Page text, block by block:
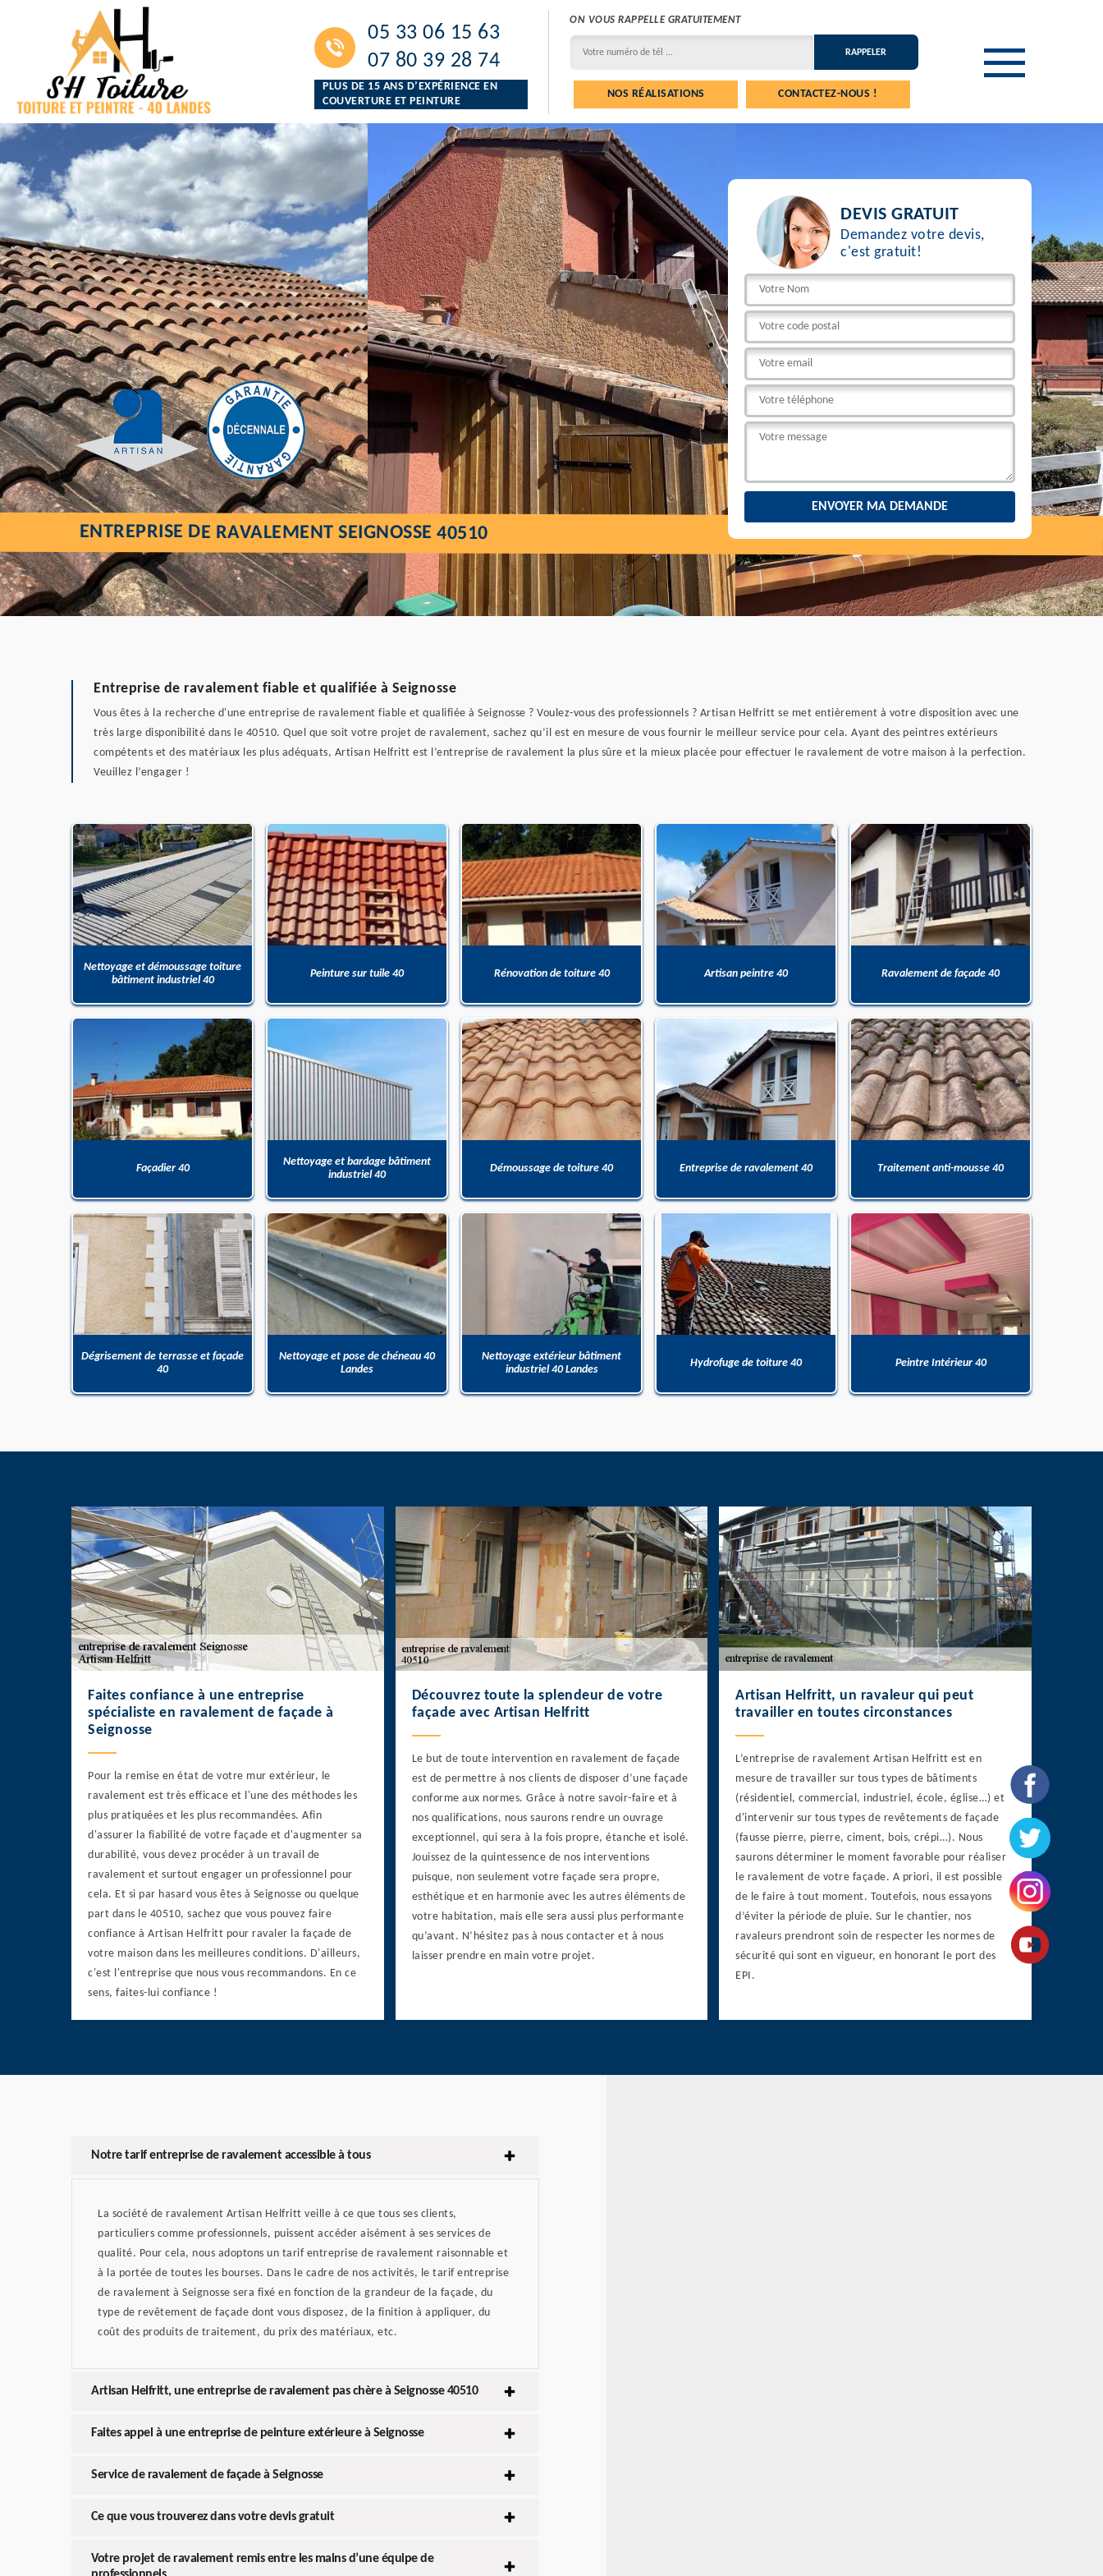
05 33 06 15 63
07 80 39 28 74
PLUS DE 15 ANS D’EXPÉRIENCE EN
COUVERTURE ET PEINTURE
ON VOUS RAPPELLE GRATUITEMENT
NOS RÉALISATIONS CONTACTEZ-NOUS !
DEVIS GRATUIT
Demandez votre devis,
c'est gratuit!
ENTREPRISE DE RAVALEMENT SEIGNOSSE 40510
Entreprise de ravalement fiable et qualifiée à Seignosse
Vous êtes à la recherche d'une entreprise de ravalement fiable et qualifiée à Seignosse ? Voulez-vous des professionnels ? Artisan Helfritt se met entièrement à votre disposition avec une
très large disponibilité dans le 40510. Quel que soit votre projet de ravalement, sachez qu’il est en mesure de vous fournir le meilleur service pour cela. Ayant des peintres extérieurs
compétents et des matériaux les plus adéquats, Artisan Helfritt est l’entreprise de ravalement la plus sûre et la mieux placée pour effectuer le ravalement de votre maison à la perfection.
Veuillez l’engager !
Nettoyage et démoussage toiture
bâtiment industriel 40
Peinture sur tuile 40 Rénovation de toiture 40 Artisan peintre 40 Ravalement de façade 40
Façadier 40
Nettoyage et bardage bâtiment
industriel 40
Démoussage de toiture 40 Entreprise de ravalement 40 Traitement anti-mousse 40
Dégrisement de terrasse et façade
40
Nettoyage et pose de chéneau 40
Landes
Nettoyage extérieur bâtiment
industriel 40 Landes
Hydrofuge de toiture 40 Peintre Intérieur 40
Faites confiance à une entreprise
spécialiste en ravalement de façade à
Seignosse
Pour la remise en état de votre mur extérieur, le
ravalement est très efficace et l'une des méthodes les
plus pratiquées et les plus recommandées. Afin
d'assurer la fiabilité de votre façade et d'augmenter sa
durabilité, vous devez procéder à un travail de
ravalement et surtout engager un professionnel pour
cela. Et si par hasard vous êtes à Seignosse ou quelque
part dans le 40510, sachez que vous pouvez faire
confiance à Artisan Helfritt pour ravaler la façade de
votre maison dans les meilleures conditions. D'ailleurs,
c'est l'entreprise que nous vous recommandons. En ce
sens, faites-lui confiance !
Découvrez toute la splendeur de votre
façade avec Artisan Helfritt
Le but de toute intervention en ravalement de façade
est de permettre à nos clients de disposer d’une façade
conforme aux normes. Grâce à notre savoir-faire et à
nos qualifications, nous saurons rendre un ouvrage
exceptionnel, qui sera à la fois propre, étanche et isolé.
Jouissez de la quintessence de nos interventions
puisque, non seulement votre façade sera propre,
esthétique et en harmonie avec les autres éléments de
votre habitation, mais elle sera aussi plus performante
qu’avant. N’hésitez pas à nous contacter et à nous
laisser prendre en main votre projet.
Artisan Helfritt, un ravaleur qui peut
travailler en toutes circonstances
L’entreprise de ravalement Artisan Helfritt est en
mesure de travailler sur tous types de bâtiments
(résidentiel, commercial, industriel, école, église…) et
d'intervenir sur tous types de revêtements de façade
(fausse pierre, pierre, ciment, bois, crépi…). Nous
saurons déterminer le moment favorable pour réaliser
le ravalement de votre façade. A priori, il est possible
de le faire à tout moment. Toutefois, nous essayons
d’éviter la période de pluie. Sur le chantier, nos
ravaleurs prendront soin de respecter les normes de
sécurité qui sont en vigueur, en honorant le port des
EPI.
Notre tarif entreprise de ravalement accessible à tous
La société de ravalement Artisan Helfritt veille à ce que tous ses clients,
particuliers comme professionnels, puissent accéder aisément à ses services de
qualité. Pour cela, nous adoptons un tarif entreprise de ravalement raisonnable et
à la portée de toutes les bourses. Dans le cadre de nos activités, le tarif entreprise
de ravalement à Seignosse sera fixé en fonction de la grandeur de la façade, du
type de revêtement de façade dont vous disposez, de la finition à appliquer, du
coût des produits de traitement, du prix des matériaux, etc.
Artisan Helfritt, une entreprise de ravalement pas chère à Seignosse 40510
Faites appel à une entreprise de peinture extérieure à Seignosse
Service de ravalement de façade à Seignosse
Ce que vous trouverez dans votre devis gratuit
Votre projet de ravalement remis entre les mains d’une équipe de